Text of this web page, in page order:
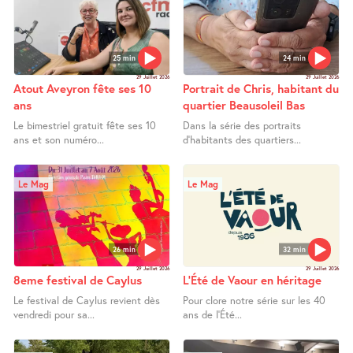
25 min
29 Juillet 2026
Atout Aveyron fête ses 10
ans
Le bimestriel gratuit fête ses 10
ans et son numéro...
24 min
29 Juillet 2026
Portrait de Chris, habitant du
quartier Beausoleil Bas
Dans la série des portraits
d’habitants des quartiers...
26 min
Le Mag
29 Juillet 2026
8eme festival de Caylus
Le festival de Caylus revient dès
vendredi pour sa...
32 min
Le Mag
29 Juillet 2026
L’Été de Vaour en héritage
Pour clore notre série sur les 40
ans de l’Été...